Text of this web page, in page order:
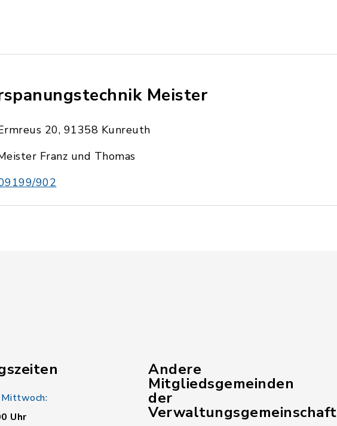
Meister
20, 91358 Kunreuth
Franz und Thomas
902
Uhr
Andere
Mitgliedsgemeinden
der
Verwaltungsgemeinschaft